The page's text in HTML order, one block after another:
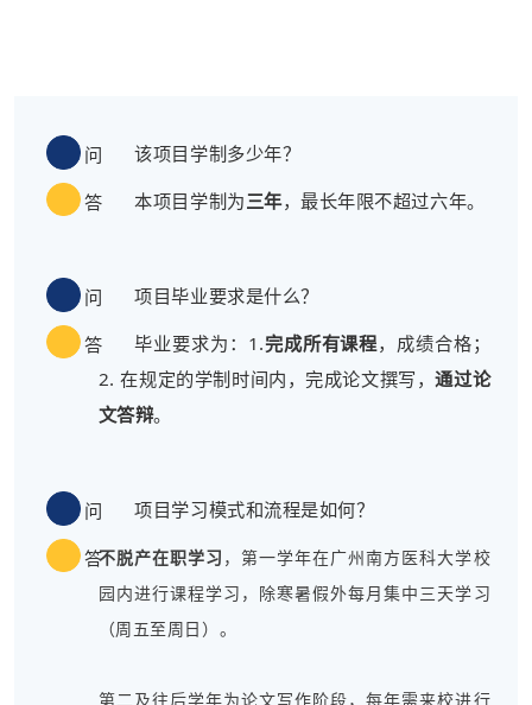
问 该项目学制多少年？
答 本项目学制为三年，最长年限不超过六年。
问 项目毕业要求是什么？
答 毕业要求为：1.完成所有课程，成绩合格；
2. 在规定的学制时间内，完成论文撰写，通过论
文答辩。
问 项目学习模式和流程是如何？
答不脱产在职学习 ，第一学年在广州南方医科大学校
园内进行课程学习，除寒暑假外每月集中三天学习
（周五至周日）。
第二及往后学年为论文写作阶段，每年需来校进行